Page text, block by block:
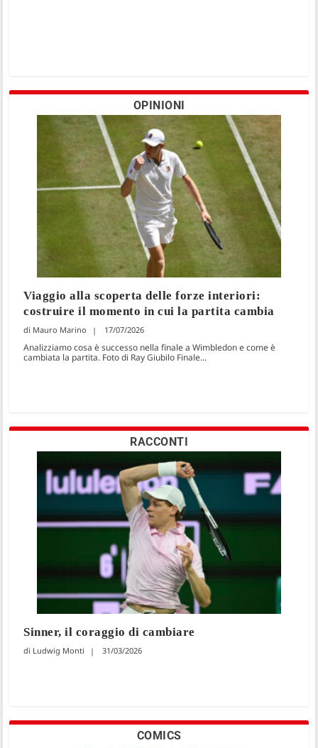
OPINIONI
Viaggio alla scoperta delle forze interiori:
costruire il momento in cui la partita cambia
Mauro Marino 17/07/2026
Analizziamo cosa è successo nella finale a Wimbledon e come è
cambiata la partita. Foto di Ray Giubilo Finale...
RACCONTI
Sinner, il coraggio di cambiare
Ludwig Monti 31/03/2026
COMICS